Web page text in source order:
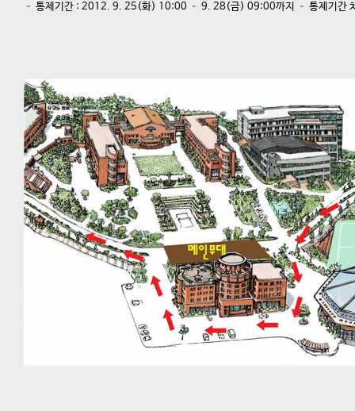
– 통제기간 : 2012. 9. 25(화) 10:00 – 9. 28(금) 09:00까지 – 통제기간